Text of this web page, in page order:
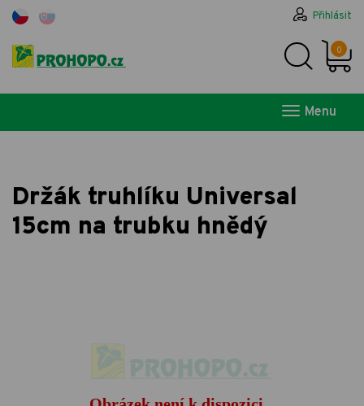
Přihlásit
0
Menu
Držák truhlíku Universal
15cm na trubku hnědý